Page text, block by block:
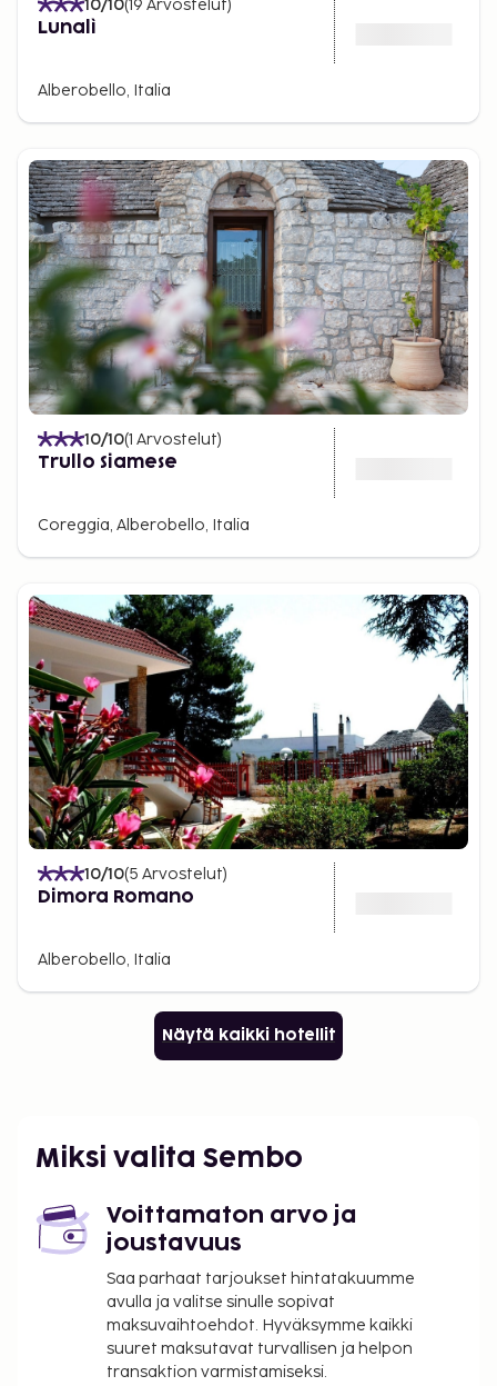
10/10(19 Arvostelut)
Lunalì
Alberobello, Italia
10/10(1 Arvostelut)
Trullo Siamese
Coreggia, Alberobello, Italia
10/10(5 Arvostelut)
Dimora Romano
Alberobello, Italia
Näytä kaikki hotellit
Miksi valita Sembo
Voittamaton arvo ja
joustavuus
Saa parhaat tarjoukset hintatakuumme
avulla ja valitse sinulle sopivat
maksuvaihtoehdot. Hyväksymme kaikki
suuret maksutavat turvallisen ja helpon
transaktion varmistamiseksi.